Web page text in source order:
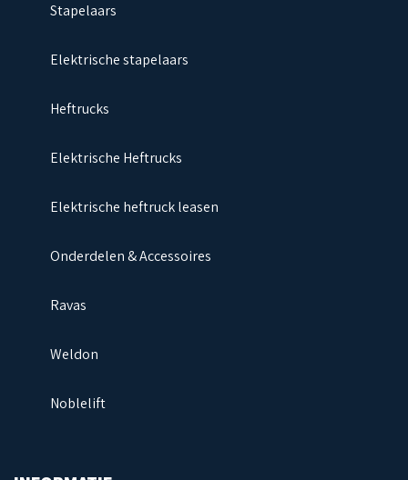
Stapelaars
Elektrische stapelaars
Heftrucks
Elektrische Heftrucks
Elektrische heftruck leasen
Onderdelen & Accessoires
Ravas
Weldon
Noblelift